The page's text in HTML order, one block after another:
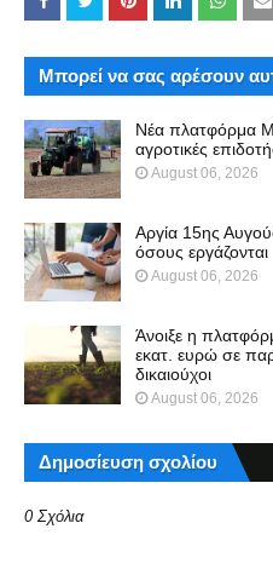
Μπορεί να σας αρέσουν
Νέα πλατφόρμα
αγροτικές
August 06, 2026
Αργία 15ης
όσους εργάζονται
August 06, 2026
Άνοιξε η
εκατ. ευρώ σε
δικαιούχοι
August 06, 2026
Δημοσίευση σχολίου
0 Σχόλια